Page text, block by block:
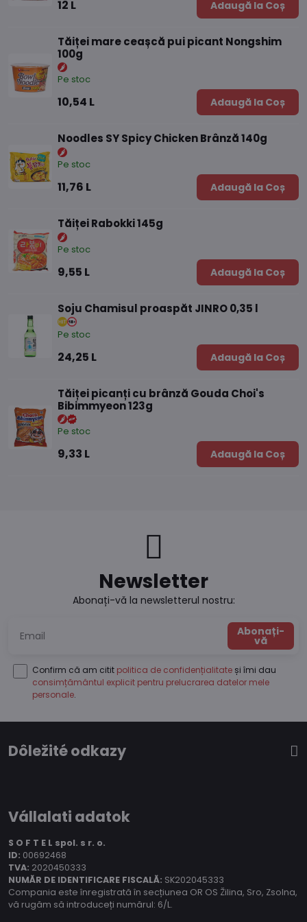
12 L Adaugă la Coș
Tăiței mare ceașcă pui picant Nongshim
100g
Pe stoc
10,54 L Adaugă la Coș
Noodles SY Spicy Chicken Brânză 140g
Pe stoc
11,76 L Adaugă la Coș
Tăiței Rabokki 145g
Pe stoc
9,55 L Adaugă la Coș
Soju Chamisul proaspăt JINRO 0,35 l
Pe stoc
24,25 L Adaugă la Coș
Tăiței picanți cu brânză Gouda Choi's
Bibimmyeon 123g
Pe stoc
9,33 L Adaugă la Coș
Newsletter
Abonați-vă la newsletterul nostru:
Abonați-
vă
Confirm că am citit politica de confidențialitate și îmi dau
consimțământul explicit pentru prelucrarea datelor mele
personale.
Dôležité odkazy
Vállalati adatok
S O F T E L spol. s r. o.
ID: 00692468
TVA: 2020450333
NUMĂR DE IDENTIFICARE FISCALĂ: SK202045333
Compania este înregistrată în secțiunea OR OS Žilina, Sro, Zsolna,
vă rugăm să introduceți numărul: 6/L.